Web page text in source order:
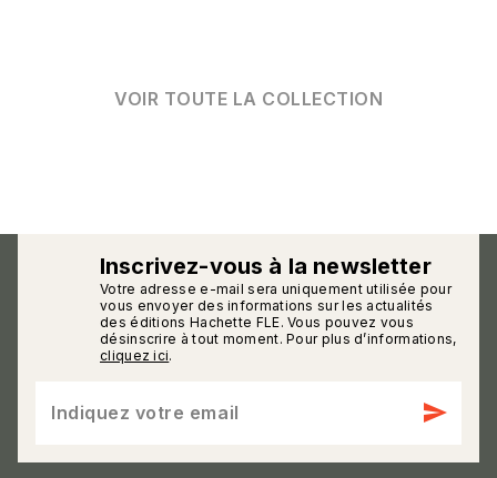
VOIR TOUTE LA COLLECTION
Inscrivez-vous à la newsletter
Votre adresse e-mail sera uniquement utilisée pour
vous envoyer des informations sur les actualités
des éditions Hachette FLE. Vous pouvez vous
désinscrire à tout moment. Pour plus d’informations,
cliquez ici.
Indiquez votre email send